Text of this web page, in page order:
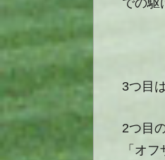
での駆
3つ目
2つ目
「オ